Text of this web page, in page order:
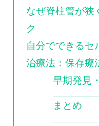
なぜ脊柱管が狭
ク
自分でできるセ
治療法：保存療
早期発見
まとめ